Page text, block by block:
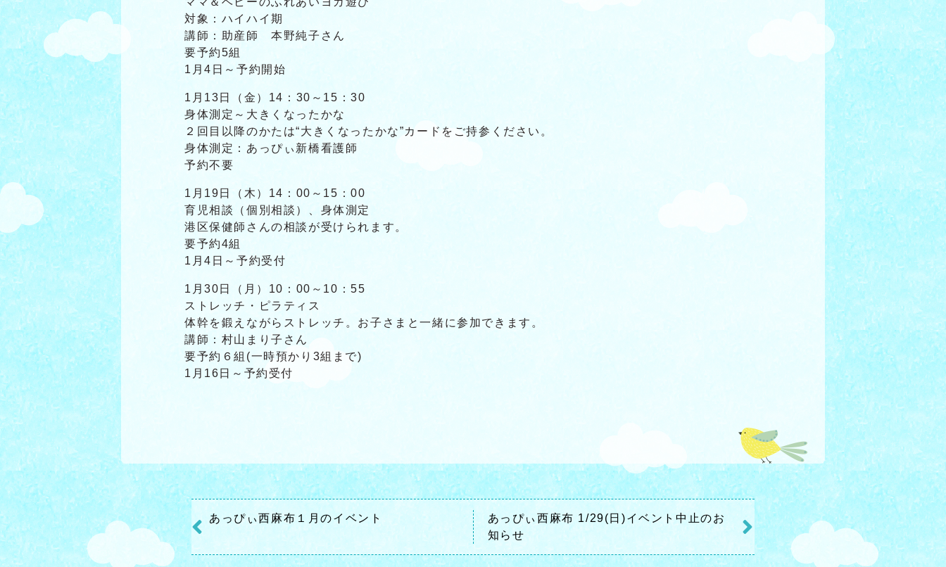
対象：ハイハイ期
講師：助産師 本野純子さん
要予約5組
1月4日～予約開始
1月13日（金）14：30～15：30
身体測定～大きくなったかな
２回目以降のかたは“大きくなったかな”カードをご持参ください。
身体測定：あっぴぃ新橋看護師
予約不要
1月19日（木）14：00～15：00
育児相談（個別相談）、身体測定
港区保健師さんの相談が受けられます。
要予約4組
1月4日～予約受付
1月30日（月）10：00～10：55
ストレッチ・ピラティス
体幹を鍛えながらストレッチ。お子さまと一緒に参加できます。
講師：村山まり子さん
要予約６組(一時預かり3組まで)
1月16日～予約受付
あっぴぃ西麻布１月のイベント
あっぴぃ西麻布 1/29(日)イベント中止のお
知らせ